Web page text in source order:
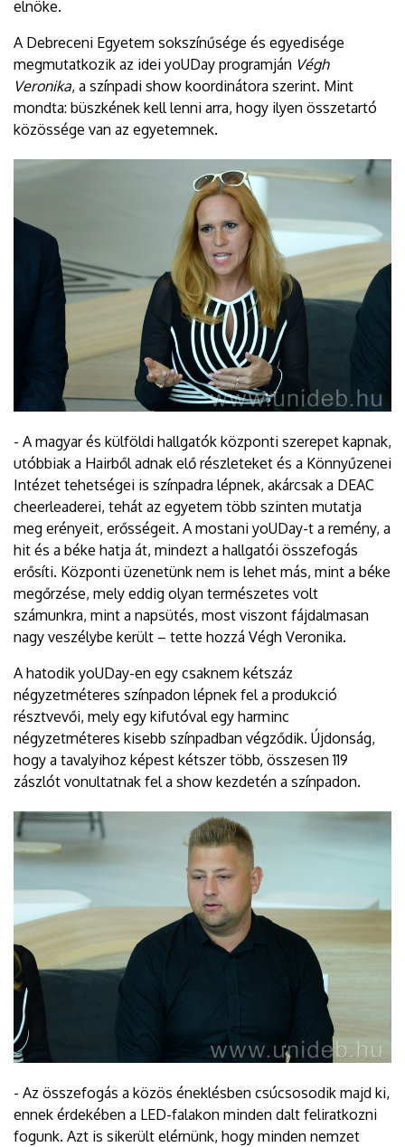
elnöke.
A Debreceni Egyetem sokszínűsége és egyedisége
megmutatkozik az idei yoUDay programján Végh
Veronika, a színpadi show koordinátora szerint. Mint
mondta: büszkének kell lenni arra, hogy ilyen összetartó
közössége van az egyetemnek.
- A magyar és külföldi hallgatók központi szerepet kapnak,
utóbbiak a Hairből adnak elő részleteket és a Könnyűzenei
Intézet tehetségei is színpadra lépnek, akárcsak a DEAC
cheerleaderei, tehát az egyetem több szinten mutatja
meg erényeit, erősségeit. A mostani yoUDay-t a remény, a
hit és a béke hatja át, mindezt a hallgatói összefogás
erősíti. Központi üzenetünk nem is lehet más, mint a béke
megőrzése, mely eddig olyan természetes volt
számunkra, mint a napsütés, most viszont fájdalmasan
nagy veszélybe került – tette hozzá Végh Veronika.
A hatodik yoUDay-en egy csaknem kétszáz
négyzetméteres színpadon lépnek fel a produkció
résztvevői, mely egy kifutóval egy harminc
négyzetméteres kisebb színpadban végződik. Újdonság,
hogy a tavalyihoz képest kétszer több, összesen 119
zászlót vonultatnak fel a show kezdetén a színpadon.
- Az összefogás a közös éneklésben csúcsosodik majd ki,
ennek érdekében a LED-falakon minden dalt feliratkozni
fogunk. Azt is sikerült elérnünk, hogy minden nemzet